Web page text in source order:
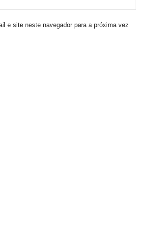
e site neste navegador para a próxima vez